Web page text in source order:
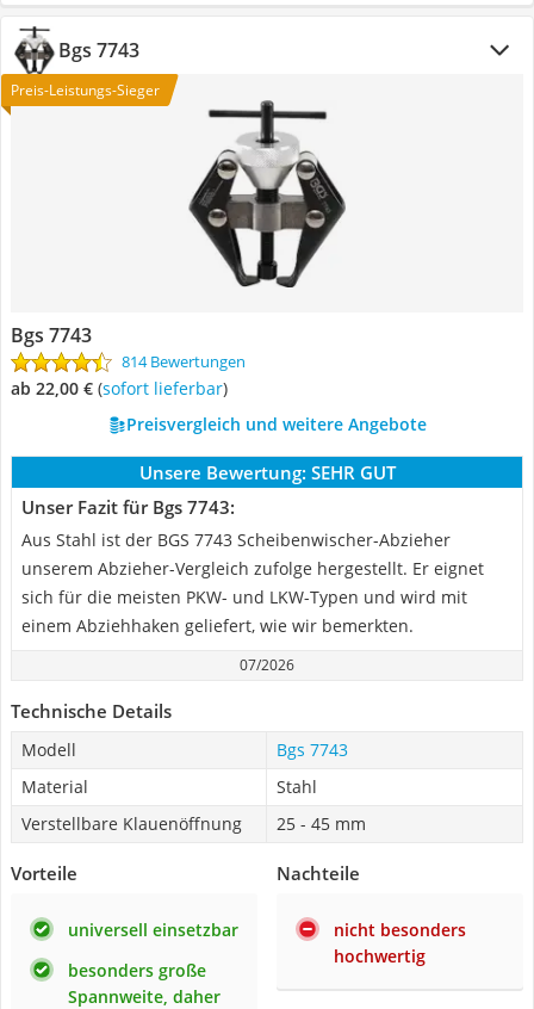
Bgs 7743
Preis-Leistungs-Sieger
Bgs 7743
814 Bewertungen
ab 22,00 € ( Sofort lieferbar)
Preisvergleich und weitere Angebote
Unsere Bewertung: SEHR GUT
Unser Fazit für Bgs 7743:
Aus Stahl ist der BGS 7743 Scheibenwischer-Abzieher
unserem Abzieher-Vergleich zufolge hergestellt. Er eignet
sich für die meisten PKW- und LKW-Typen und wird mit
einem Abziehhaken geliefert, wie wir bemerkten.
07/2026
Technische Details
Modell
Bgs 7743
Material
Stahl
Verstellbare Klauenöffnung
25 - 45 mm
Vorteile
universell einsetzbar
besonders große
Spannweite, daher
Nachteile
nicht besonders
hochwertig